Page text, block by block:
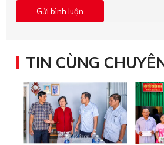
TIN CÙNG